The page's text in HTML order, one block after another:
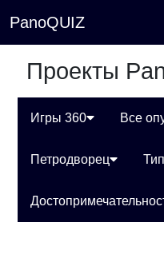
PanoQUIZ
Проекты
Игры 360 Все
Петродворец